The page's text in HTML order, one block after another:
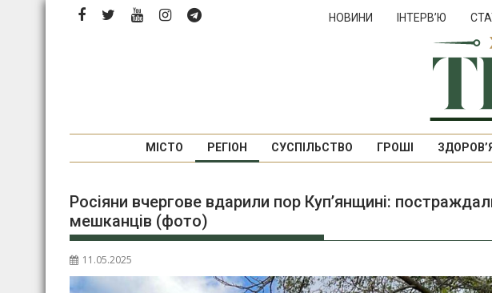
Перейти
НОВИНИ ІНТЕРВ’Ю
МІСТО РЕГІОН СУСПІЛЬСТВО ГРОШІ ЗДОРОВ’Я
Росіяни вчергове вдарили пор Куп’янщині:
мешканців (фото)
11.05.2025